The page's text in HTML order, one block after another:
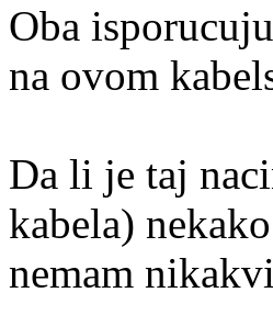
Oba
na ovom
Da li je taj
kabela)
nemam